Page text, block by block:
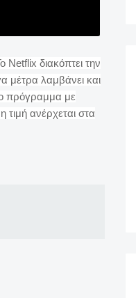
διακόπτει την
μέτρα λαμβάνει και
πρόγραμμα με
τιμή ανέρχεται στα